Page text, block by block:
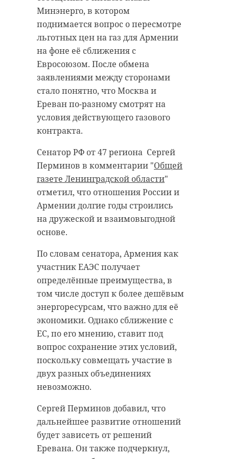
Минэнерго, в котором
поднимается вопрос о пересмотре
льготных цен на газ для Армении
на фоне её сближения с
Евросоюзом. После обмена
заявлениями между сторонами
стало понятно, что Москва и
Ереван по-разному смотрят на
условия действующего газового
контракта.
Сенатор РФ от 47 региона Сергей
Перминов в комментарии "Общей
газете Ленинградской области"
отметил, что отношения России и
Армении долгие годы строились
на дружеской и взаимовыгодной
основе.
По словам сенатора, Армения как
участник ЕАЭС получает
определённые преимущества, в
том числе доступ к более дешёвым
энергоресурсам, что важно для её
экономики. Однако сближение с
ЕС, по его мнению, ставит под
вопрос сохранение этих условий,
поскольку совмещать участие в
двух разных объединениях
невозможно.
Сергей Перминов добавил, что
дальнейшее развитие отношений
будет зависеть от решений
Еревана. Он также подчеркнул,
"Вместе нам удается
добиваться
результатов,
проводить
адаптацию и
укреплять
уверенность ребят,
формировать новые
активности и
дружбу",
- подчеркнул Сергей
Перминов.
В субъекте выстроена
эффективная система грантовой
поддержки, в центре которой —
категориях, закрытие острых для
них вопросов, работа с
сообществами, направленные
действия.
"Наши региональные
практики получают
заслуженное
внимание на
федеральном уровне,
достойно
показывают себя в
конкурсах. И
конечно, мы все